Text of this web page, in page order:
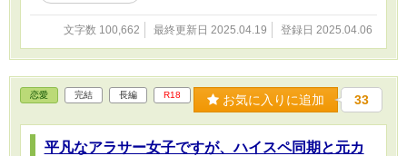
文字数 100,662 最終更新日 2025.04.19 登録日 2025.04.06
恋愛 完結 長編 R18 お気に入りに追加 33
平凡なアラサー女子ですが、ハイスペ同期と元カ